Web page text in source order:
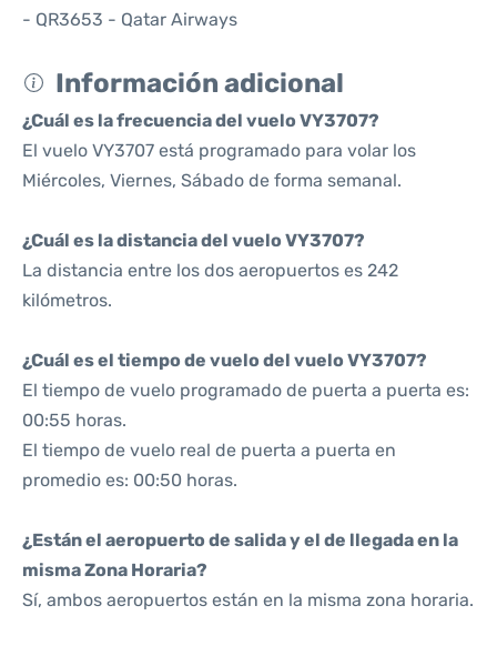
- QR3653 - Qatar Airways
Información adicional
¿Cuál es la frecuencia del vuelo VY3707?
El vuelo VY3707 está programado para volar los
Miércoles, Viernes, Sábado de forma semanal.
¿Cuál es la distancia del vuelo VY3707?
La distancia entre los dos aeropuertos es 242
kilómetros.
¿Cuál es el tiempo de vuelo del vuelo VY3707?
El tiempo de vuelo programado de puerta a puerta es:
00:55 horas.
El tiempo de vuelo real de puerta a puerta en
promedio es: 00:50 horas.
¿Están el aeropuerto de salida y el de llegada en la
misma Zona Horaria?
Sí, ambos aeropuertos están en la misma zona horaria.